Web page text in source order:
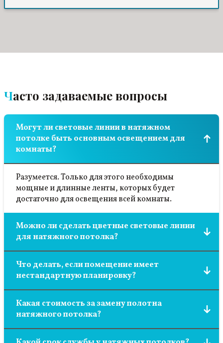
потолочную поверхность выше. Ремонтом
Часто задаваемые вопросы
Могут ли световые линии в натяжном
потолке быть основным освещением для
комнаты?
Разумеется. Только для этого необходимы
мощные и длинные ленты, которых будет
достаточно для освещения всей комнаты.
Можно ли сделать цветные световые линии
для натяжного потолка?
Правда, яркость ее немного меньше, чем у белых
лент. Поэтому нужны другие пропорции для
расчета длины световых линий на определенную
квадратуру помещения.
Что делать, если помещение имеет
нестандартную планировку?
является возможность подстроить полотно под
любую форму помещения.
Какая стоимость за замену полотна
натяжного потолка?